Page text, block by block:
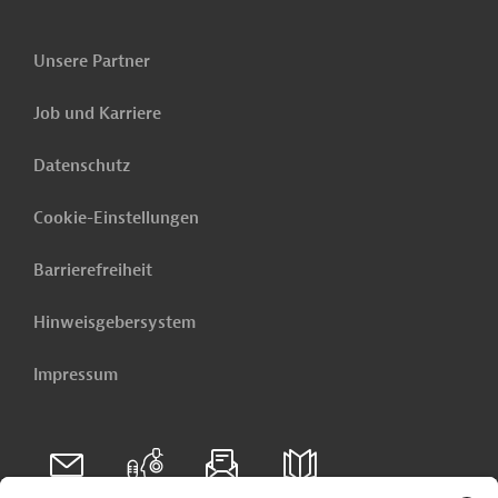
Unsere Partner
Job und Karriere
Datenschutz
Cookie-Einstellungen
Barrierefreiheit
Hinweisgebersystem
Impressum